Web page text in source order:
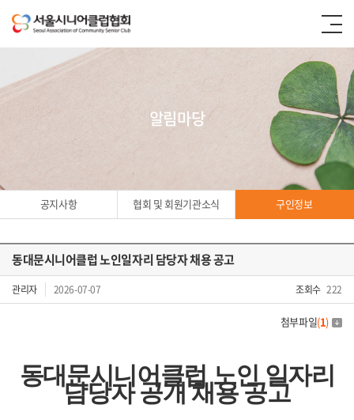
알림마당
공지사항 협회 및 회원기관소식 구인정보
구인정보
동대문시니어클럽 노인일자리 담당자 채용 공고
관리자 2026-07-07 조회수 222
첨부파일(1)
동대문시니어클럽 노인 일자리
담당자 공개 채용공고